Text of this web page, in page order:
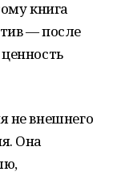
книга
— после
не внешнего
Она